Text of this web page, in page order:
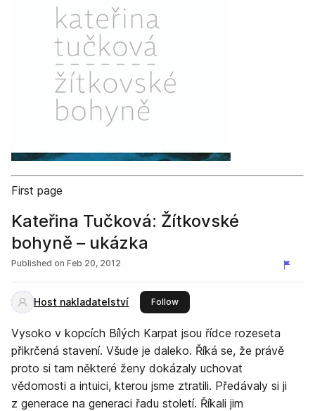
First page
Kateřina Tučková: Žítkovské
bohyně – ukázka
Published on Feb 20, 2012
Host nakladatelství Followthis publisher
Vysoko v kopcích Bílých Karpat jsou řídce rozeseta
přikrčená stavení. Všude je daleko. Říká se, že právě
proto si tam některé ženy dokázaly uchovat
vědomosti a intuici, kterou jsme ztratili. Předávaly si ji
z generace na generaci řadu století. Říkali jim